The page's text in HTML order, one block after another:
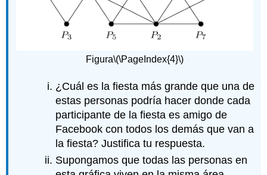
Figura\(\PageIndex{4}\)
¿Cuál es la fiesta más grande que una de
estas personas podría hacer donde cada
participante de la fiesta es amigo de
Facebook con todos los demás que van a
la fiesta? Justifica tu respuesta.
Supongamos que todas las personas en